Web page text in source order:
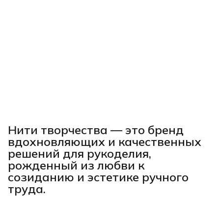
Нити творчества — это бренд
вдохновляющих и качественных
решений для рукоделия,
рожденный из любви к
созиданию и эстетике ручного
труда.